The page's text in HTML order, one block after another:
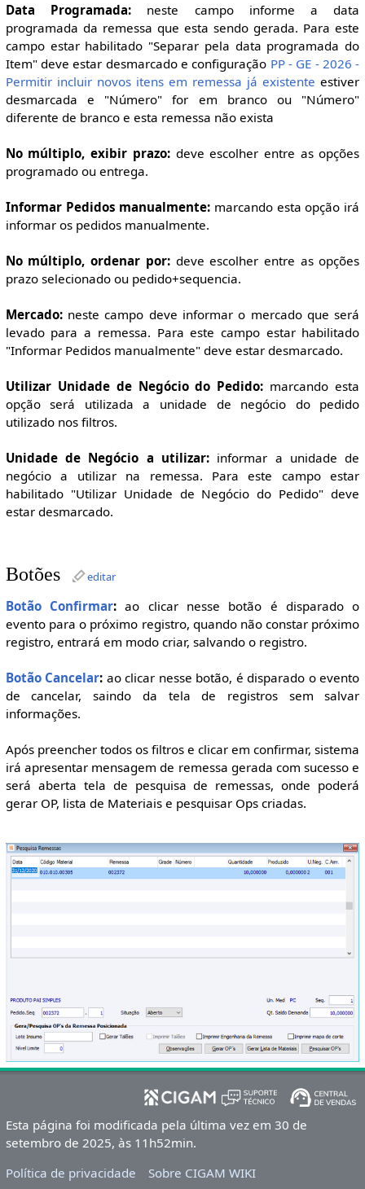
Data Programada: neste campo informe a data
programada da remessa que esta sendo gerada. Para este
campo estar habilitado "Separar pela data programada do
Item" deve estar desmarcado e configuração PP - GE - 2026 -
Permitir incluir novos itens em remessa já existente estiver
desmarcada e "Número" for em branco ou "Número"
diferente de branco e esta remessa não exista
No múltiplo, exibir prazo:deve escolher entre as opções
programado ou entrega.
Informar Pedidos manualmente: marcando esta opção irá
informar os pedidos manualmente.
No múltiplo, ordenar por:deve escolher entre as opções
prazo selecionado ou pedido+sequencia.
Mercado:neste campo deve informar o mercado que será
levado para a remessa. Para este campo estar habilitado
"Informar Pedidos manualmente" deve estar desmarcado.
Utilizar Unidade de Negócio do Pedido: marcando esta
opção será utilizada a unidade de negócio do pedido
utilizado nos filtros.
Unidade de Negócio a utilizar: informar a unidade de
negócio a utilizar na remessa. Para este campo estar
habilitado "Utilizar Unidade de Negócio do Pedido" deve
estar desmarcado.
Botões editar
Botão Confirmar: ao clicar nesse botão é disparado o
evento para o próximo registro, quando não constar próximo
registro, entrará em modo criar, salvando o registro.
Botão Cancelar: ao clicar nesse botão, é disparado o evento
de cancelar, saindo da tela de registros sem salvar
informações.
Após preencher todos os filtros e clicar em confirmar, sistema
irá apresentar mensagem de remessa gerada com sucesso e
será aberta tela de pesquisa de remessas, onde poderá
gerar OP, lista de Materiais e pesquisar Ops criadas.
Esta página foi modificada pela última vez em 30 de
setembro de 2025, às 11h52min.
Política de privacidade
Sobre CIGAM WIKI